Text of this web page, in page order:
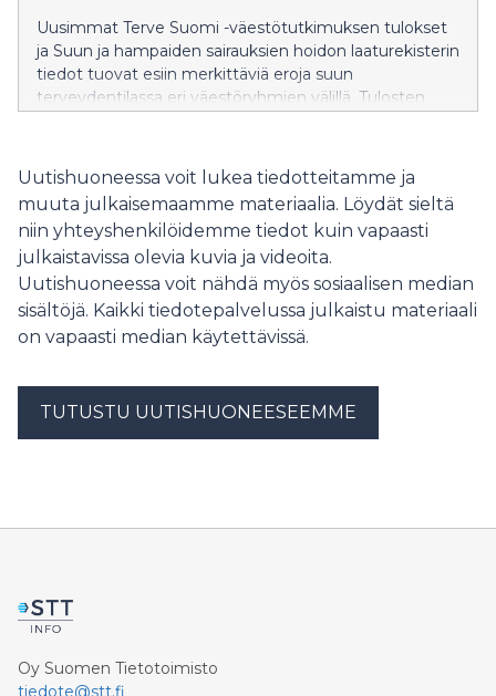
Uusimmat Terve Suomi -väestötutkimuksen tulokset
ja Suun ja hampaiden sairauksien hoidon laaturekisterin
tiedot tuovat esiin merkittäviä eroja suun
terveydentilassa eri väestöryhmien välillä. Tulosten
heikommin koulutetuilla, iäkkäillä ja henkilöillä, joiden
äidinkieli on muu kuin suomi tai ruotsi.
Uutishuoneessa voit lukea tiedotteitamme ja
muuta julkaisemaamme materiaalia. Löydät sieltä
niin yhteyshenkilöidemme tiedot kuin vapaasti
julkaistavissa olevia kuvia ja videoita.
Uutishuoneessa voit nähdä myös sosiaalisen median
sisältöjä. Kaikki tiedotepalvelussa julkaistu materiaali
on vapaasti median käytettävissä.
TUTUSTU UUTISHUONEESEEMME
Oy Suomen Tietotoimisto
tiedote@stt.fi